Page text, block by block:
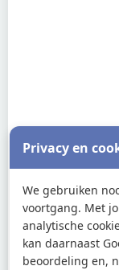
Privacy en
We gebruiken
voortgang. Met
analytische
kan daarnaast
beoordeling en,